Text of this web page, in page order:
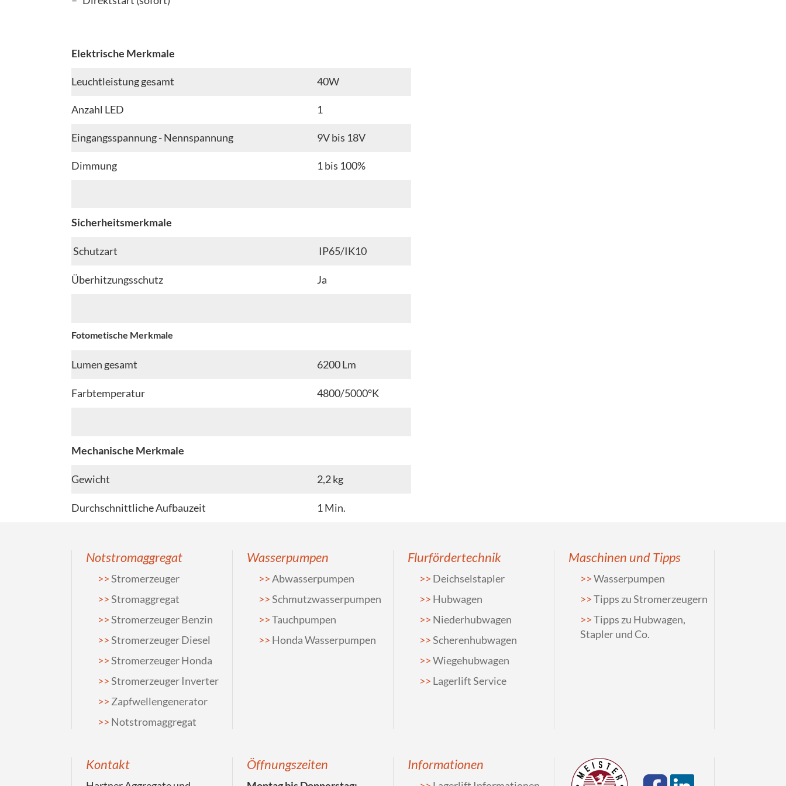
Elektrische Merkmale
Leuchtleistung gesamt 40W
Anzahl LED 1
Eingangsspannung - Nennspannung 9V bis 18V
Dimmung 1 bis 100%
Sicherheitsmerkmale
Schutzart IP65/IK10
Überhitzungsschutz Ja
Fotometische Merkmale
Lumen gesamt 6200 Lm
Farbtemperatur 4800/5000°K
Mechanische Merkmale
Gewicht 2,2 kg
Durchschnittliche Aufbauzeit 1 Min.
Notstromaggregat
Stromerzeuger
Stromaggregat
Stromerzeuger Benzin
Stromerzeuger Diesel
Stromerzeuger Honda
Stromerzeuger Inverter
Zapfwellengenerator
Notstromaggregat
Wasserpumpen
Abwasserpumpen
Schmutzwasserpumpen
Tauchpumpen
Honda Wasserpumpen
Flurfördertechnik
Deichselstapler
Hubwagen
Niederhubwagen
Scherenhubwagen
Wiegehubwagen
Lagerlift Service
Maschinen und Tipps
Wasserpumpen
Tipps zu Stromerzeugern
Tipps zu Hubwagen,
Stapler und Co.
Kontakt Öffnungszeiten Informationen